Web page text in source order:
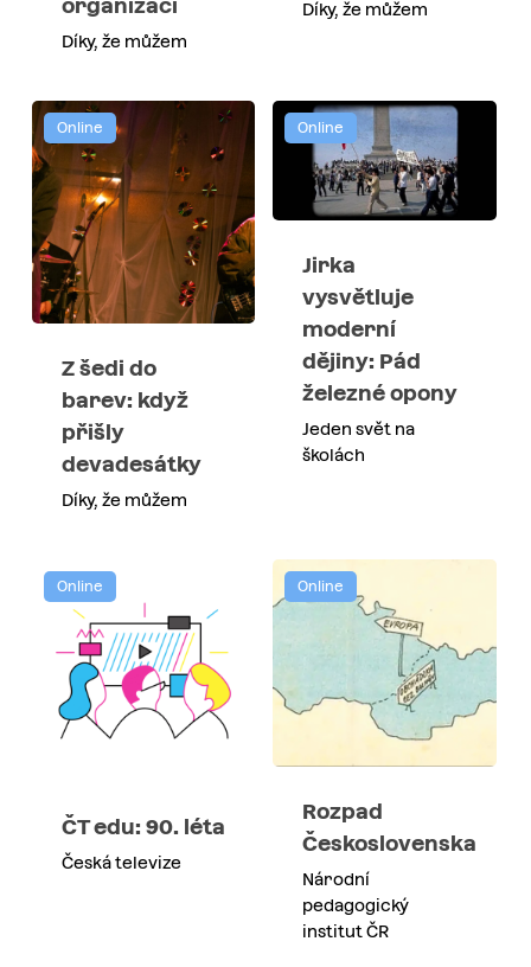
Díky, že můžem
Díky, že můžem
Online
Z šedi do
barev: když
přišly
devadesátky
Díky, že můžem
Online
Jirka
vysvětluje
moderní
dějiny: Pád
železné opony
Jeden svět na
školách
Online
ČT edu: 90. léta
Česká televize
Online
Rozpad
Československa
Národní
pedagogický
institut ČR